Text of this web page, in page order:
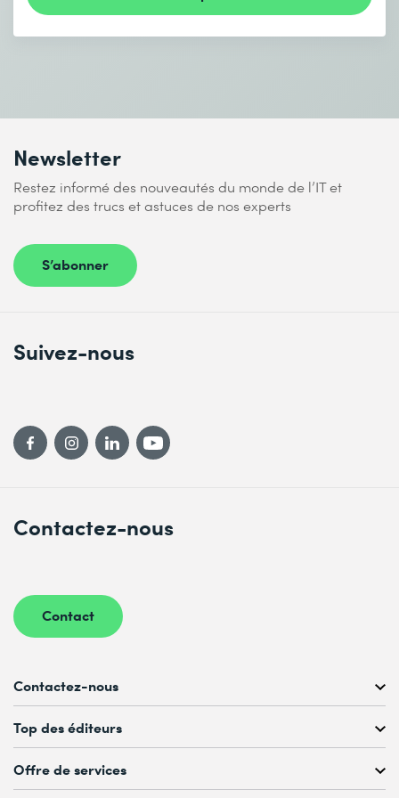
Newsletter
Restez informé des nouveautés du monde de l’IT et
profitez des trucs et astuces de nos experts
S’abonner
Contactez-nous
Contact
Suivez-nous
Contactez-nous
Conseil personnalisé au
022 738 80 80 ou 021 321 65 00
Top des éditeurs
Microsoft
Offre de services